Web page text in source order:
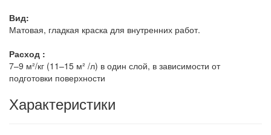
Вид:
Матовая, гладкая краска для внутренних работ.
Расход :
7–9 м²/кг (11–15 м² /л) в один слой, в зависимости от
подготовки поверхности
Характеристики